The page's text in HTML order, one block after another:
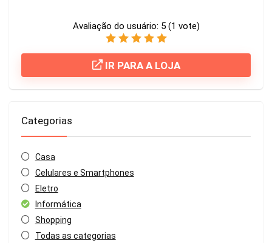
Avaliação do usuário: 5 (1 vote)
IR PARA A LOJA
Categorias
Casa
Celulares e Smartphones
Eletro
Informática
Shopping
Todas as categorias